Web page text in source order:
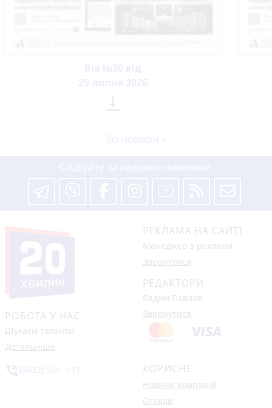
РОБОТА У НАС
Шукаєм таланти
Детальніше
РЕКЛАМА НА САЙТІ
Менеджер з реклами
Звернутися
РЕДАКТОРИ
Вадим Павлов
Звернутися
КОРИСНЕ
Новини компаній
Огляди